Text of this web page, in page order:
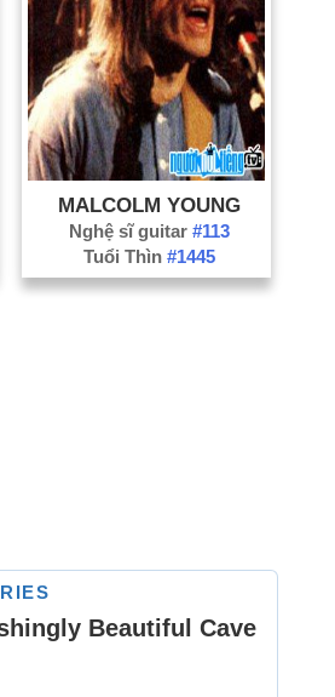
MALCOLM YOUNG
Nghệ sĩ guitar#113
Tuổi Thìn#1445